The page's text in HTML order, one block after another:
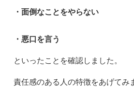
・面倒なことをやらない
・悪口を言う
といったことを確認しました。
責任感のある人の特徴をあげてみ